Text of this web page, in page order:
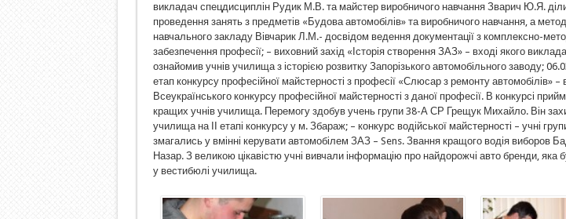
викладач спецдисциплін Рудик М.В. та майстер виробничого навчання Зварич Ю.Я.
проведення занять з предметів «Будова автомобілів» та виробничого навчання, а
навчального закладу Вівчарик Л.М.- досвідом ведення документації з комплексно-
забезпечення професії; – виховний захід «Історія створення ЗАЗ» – вході якого
ознайомив учнів училища з історією розвитку Запорізького автомобільного заводу;
етап конкурсу професійної майстерності з професії «Слюсар з ремонту автомобілів» –
Всеукраїнського конкурсу професійної майстерності з даної професії. В конкурсі
кращих учнів училища. Перемогу здобув учень групи 38-А СР Грещук Михайло. Він
училища на ІІ етапі конкурсу у м. Збараж; – конкурс водійської майстерності – учні
змагались у вмінні керувати автомобілем ЗАЗ – Sens. Звання кращого водія виборов
Назар. З великою цікавістю учні вивчали інформацію про найдорожчі авто бренди, яка
у вестибюлі училища.